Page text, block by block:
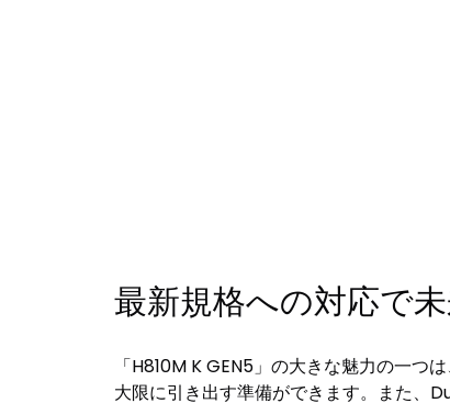
最新規格への対応で
「H810M K GEN5」の大きな魅力の一
大限に引き出す準備ができます。また、